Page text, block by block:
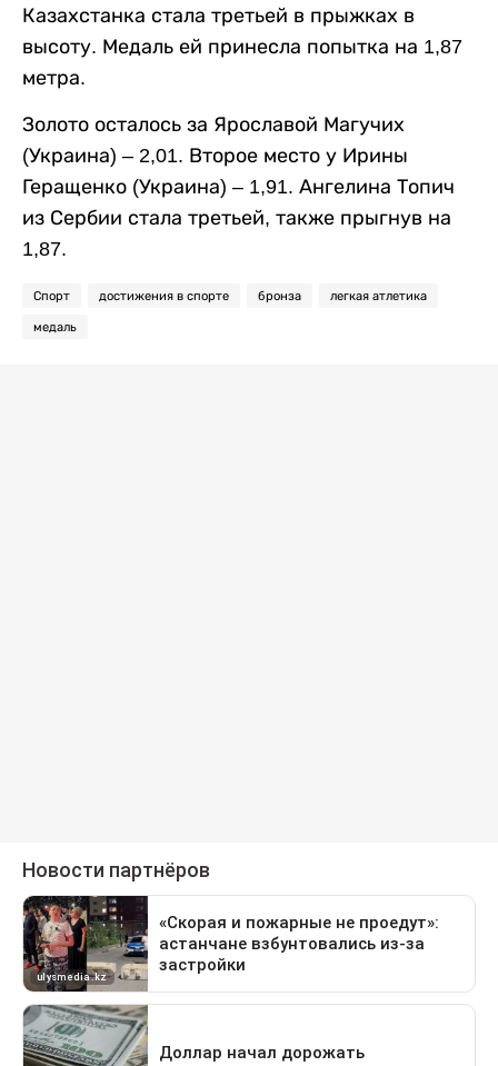
Казахстанка стала третьей в прыжках в
высоту. Медаль ей принесла попытка на 1,87
метра.
Золото осталось за Ярославой Магучих
(Украина) – 2,01. Второе место у Ирины
Геращенко (Украина) – 1,91. Ангелина Топич
из Сербии стала третьей, также прыгнув на
1,87.
Спорт достижения в спорте бронза легкая атлетика
медаль